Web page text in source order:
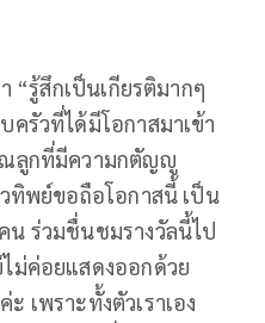
“รู้สึกเป็นเกียรติมากๆ
รัวที่ได้มีโอกาสมาเข้า
ณลูกที่มีความกตัญญู
ทิพย์ขอถือโอกาสนี้ เป็น
ร่วมชื่นชมรางวัลนี้ไป
ม่ค่อยแสดงออกด้วย
เพราะทั้งตัวเราเอง